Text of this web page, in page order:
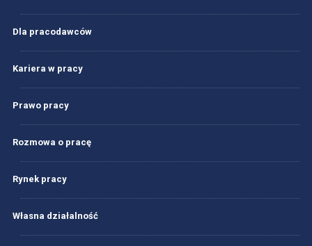
Dla pracodawców
Kariera w pracy
Prawo pracy
Rozmowa o pracę
Rynek pracy
Własna działalność